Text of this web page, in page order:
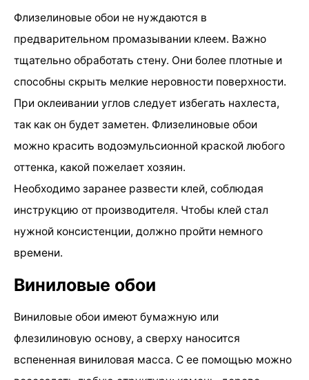
Флизелиновые обои не нуждаются в
предварительном промазывании клеем. Важно
тщательно обработать стену. Они более плотные и
способны скрыть мелкие неровности поверхности.
При оклеивании углов следует избегать нахлеста,
так как он будет заметен. Флизелиновые обои
можно красить водоэмульсионной краской любого
оттенка, какой пожелает хозяин.
Необходимо заранее развести клей, соблюдая
инструкцию от производителя. Чтобы клей стал
нужной консистенции, должно пройти немного
времени.
Виниловые обои
Виниловые обои имеют бумажную или
флезилиновую основу, а сверху наносится
вспененная виниловая масса. С ее помощью можно